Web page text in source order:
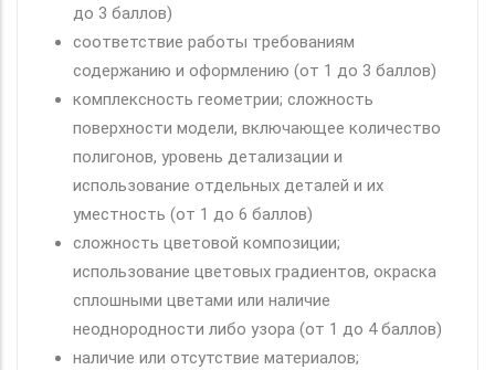
до 3 баллов)
соответствие работы требованиям
содержанию и оформлению (от 1 до 3 баллов)
комплексность геометрии; сложность
поверхности модели, включающее количество
полигонов, уровень детализации и
использование отдельных деталей и их
уместность (от 1 до 6 баллов)
сложность цветовой композиции;
использование цветовых градиентов, окраска
сплошными цветами или наличие
неоднородности либо узора (от 1 до 4 баллов)
наличие или отсутствие материалов;